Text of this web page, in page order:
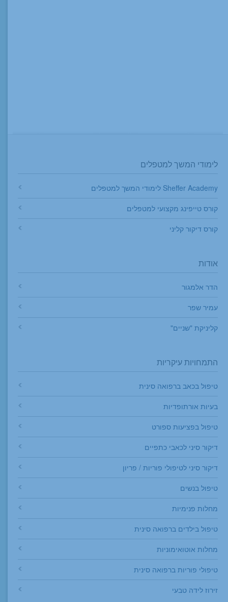
לימודי המשך למטפלים
Sheffer Academy לימודי המשך למטפלים
קורס טייפינג מקצועי למטפלים
קורס דיקור קליני
אודות
הדר אלמגור
עמיר שפר
קליניקת "שניים"
התמחויות עיקריות
טיפול בכאב ברפואה סינית
בעיות אורתופדיות
טיפול בפציעות ספורט
דיקור סיני לכאבי כתפיים
דיקור סיני לטיפולי פוריות / פריון
טיפול בנשים
מחלות פנימיות
טיפול בילדים ברפואה סינית
מחלות אוטואימוניות
טיפולי פוריות ברפואה סינית
זירוז לידה טבעי